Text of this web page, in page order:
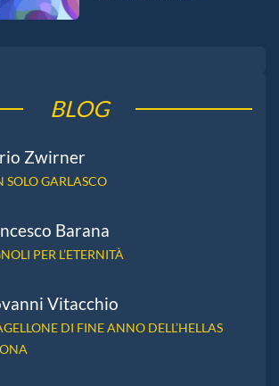
BLOG
Zwirner
SOLO GARLASCO
Barana
PER L’ETERNITÀ
Vitacchio
DI FINE ANNO DELL’HELLAS